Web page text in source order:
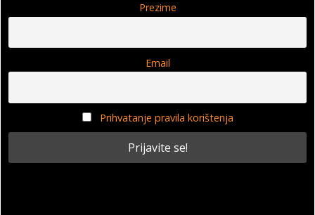
Prezime
Email
Prihvatanje pravila korištenja